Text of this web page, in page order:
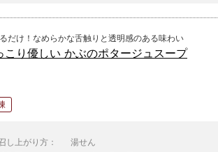
だけ！なめらかな舌触りと透明感のある味わい
こり優しい かぶのポタージュスープ
し上がり方：
湯せん